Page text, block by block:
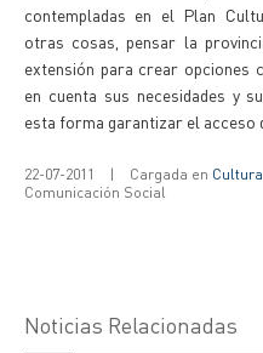
contempladas en el Plan
otras cosas, pensar la
extensión para crear opciones
en cuenta sus necesidades y
esta forma garantizar el acceso
22-07-2011 | Cargada en Cultura
Comunicación Social
Noticias Relacionadas